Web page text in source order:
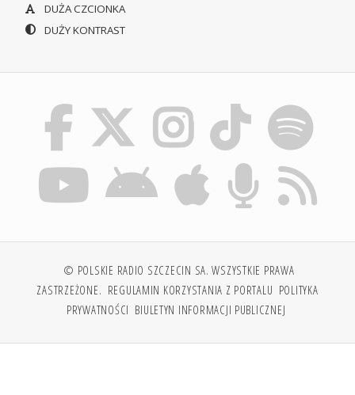
DUŻA CZCIONKA
DUŻY KONTRAST
© POLSKIE RADIO SZCZECIN SA. WSZYSTKIE PRAWA
ZASTRZEŻONE. REGULAMIN KORZYSTANIA Z PORTALU POLITYKA
PRYWATNOŚCI BIULETYN INFORMACJI PUBLICZNEJ